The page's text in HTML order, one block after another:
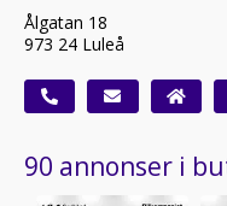
Ålgatan 18
973 24 Luleå
90 annonser i